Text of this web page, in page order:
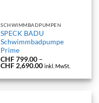
SCHWIMMBADPUMPEN
SPECK BADU
Schwimmbadpumpe
Prime
CHF799.00 –
CHF 2,690.00Preisspanne:
bis
CHF 2,690.00
inkl. MwSt.